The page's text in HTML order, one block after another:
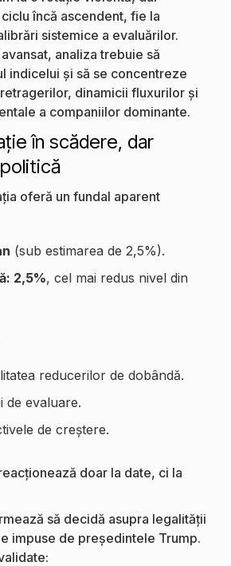
încă ascendent, fie la
sistemice a evaluărilor.
analiza trebuie să
indicelui și să se concentreze
dinamicii fluxurilor și
a companiilor dominante.
în scădere, dar
oferă un fundal aparent
(sub estimarea de 2,5%).
2,5%, cel mai redus nivel din
reducerilor de dobândă.
de evaluare.
de creștere.
doar la date, ci la
să decidă asupra legalității
impuse de președintele Trump.